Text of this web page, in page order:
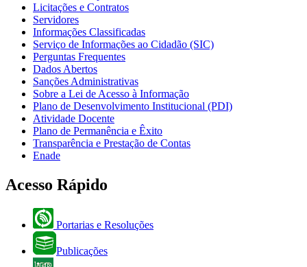
Licitações e Contratos
Servidores
Informações Classificadas
Serviço de Informações ao Cidadão (SIC)
Perguntas Frequentes
Dados Abertos
Sanções Administrativas
Sobre a Lei de Acesso à Informação
Plano de Desenvolvimento Institucional (PDI)
Atividade Docente
Plano de Permanência e Êxito
Transparência e Prestação de Contas
Enade
Acesso Rápido
Portarias e Resoluções
Publicações